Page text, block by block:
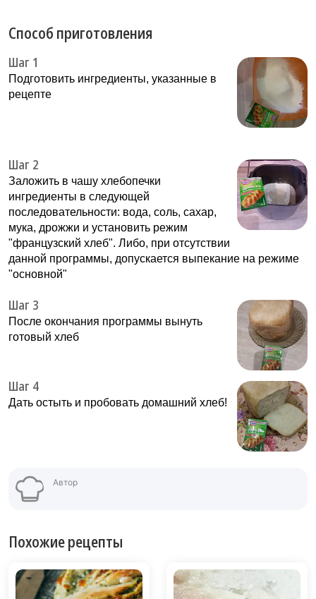
Способ приготовления
Шаг 1
Подготовить ингредиенты, указанные в
рецепте
Шаг 2
Заложить в чашу хлебопечки
ингредиенты в следующей
последовательности: вода, соль, сахар,
мука, дрожжи и установить режим
"французский хлеб". Либо, при отсутствии
данной программы, допускается выпекание на режиме
"основной"
Шаг 3
После окончания программы вынуть
готовый хлеб
Шаг 4
Дать остыть и пробовать домашний хлеб!
Автор
Похожие рецепты